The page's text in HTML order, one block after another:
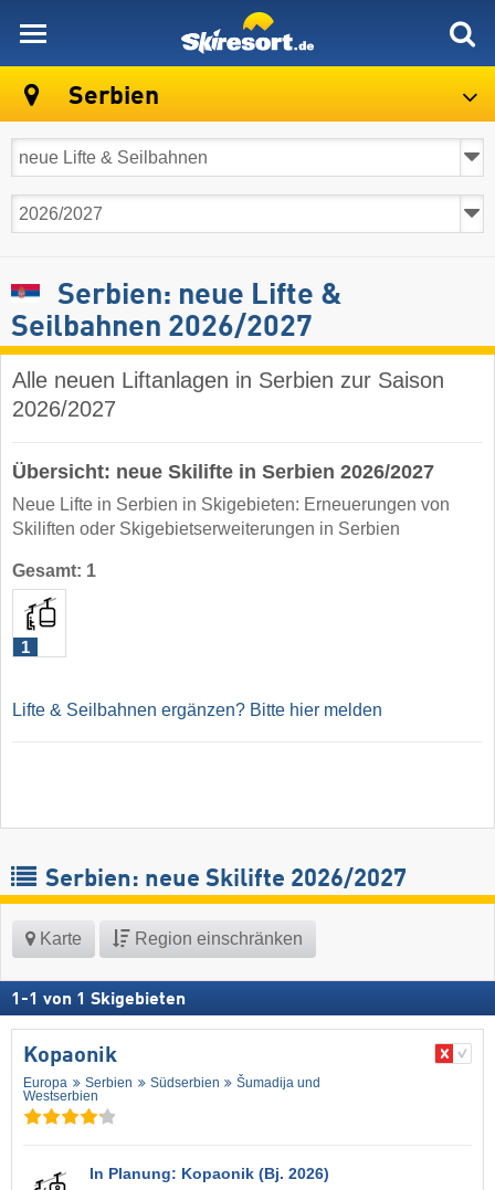
Serbien
Serbien: neue Lifte &
Seilbahnen 2026/2027
Alle neuen Liftanlagen in Serbien zur Saison
2026/2027
Übersicht: neue Skilifte in Serbien 2026/2027
Neue Lifte in Serbien in Skigebieten: Erneuerungen von
Skiliften oder Skigebietserweiterungen in Serbien
Gesamt: 1
1
Lifte & Seilbahnen ergänzen? Bitte hier melden
Serbien: neue Skilifte 2026/2027
Karte Region einschränken
1 -1 von 1 Skigebieten
Kopaonik
Europa Serbien Südserbien
Šumadija und
Westserbien
In Planung: Kopaonik (Bj. 2026)